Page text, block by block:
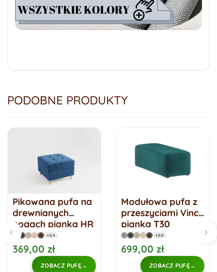
PODOBNE PRODUKTY
Pikowana pufa na
drewnianych
nogach pianka HR
VIDO
+64
369,00 zł
ZOBACZ PUFĘ
Modułowa pufa z
przeszyciami Vinci
pianka T30
+64
699,00 zł
ZOBACZ PUFĘ